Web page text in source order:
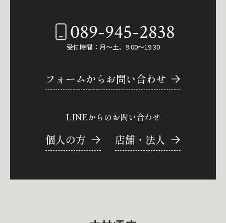
089-945-2838
受付時間：月～土、9:00～19:30
フォームからお問い合わせ
LINEからのお問い合わせ
個人の方 店舗・法人